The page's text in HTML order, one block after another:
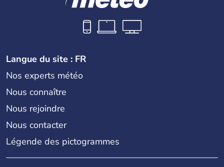
Langue du site : FR
Nos experts météo
Nous connaître
Nous rejoindre
Nous contacter
Légende des pictogrammes